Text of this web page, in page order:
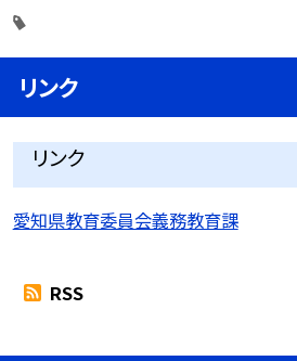
リンク
リンク
愛知県教育委員会義務教育課
RSS